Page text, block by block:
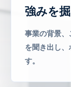
強みを
事業の背景、
を聞き出し、
す。